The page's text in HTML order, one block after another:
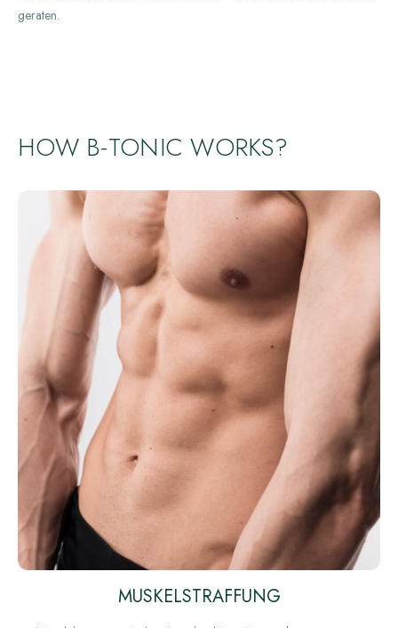
geraten.
HOW B-TONIC WORKS?
MUSKELSTRAFFUNG